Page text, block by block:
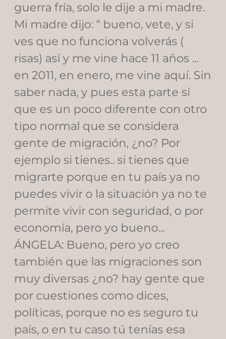
guerra fría, solo le dije a mi madre.
Mi madre dijo: “ bueno, vete, y si
ves que no funciona volverás (
risas) así y me vine hace 11 años ...
en 2011, en enero, me vine aquí. Sin
saber nada, y pues esta parte sí
que es un poco diferente con otro
tipo normal que se considera
gente de migración, ¿no? Por
ejemplo si tienes.. si tienes que
migrarte porque en tu país ya no
puedes vivir o la situación ya no te
permite vivir con seguridad, o por
economía, pero yo bueno...
ÁNGELA: Bueno, pero yo creo
también que las migraciones son
muy diversas ¿no? hay gente que
por cuestiones como dices,
políticas, porque no es seguro tu
país, o en tu caso tú tenías esa